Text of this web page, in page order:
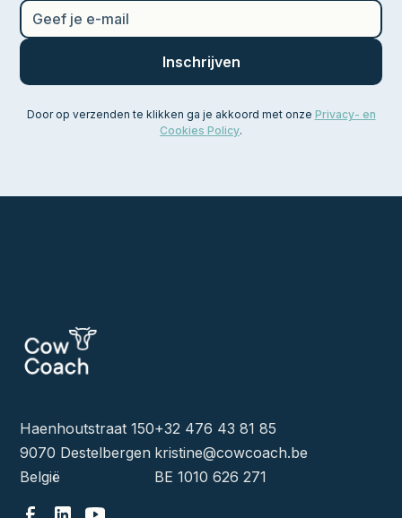
Door op verzenden te klikken ga je akkoord met onze Privacy- en
Cookies Policy.
Haenhoutstraat 150
9070 Destelbergen
België
+32 476 43 81 85
kristine@cowcoach.be
BE 1010 626 271